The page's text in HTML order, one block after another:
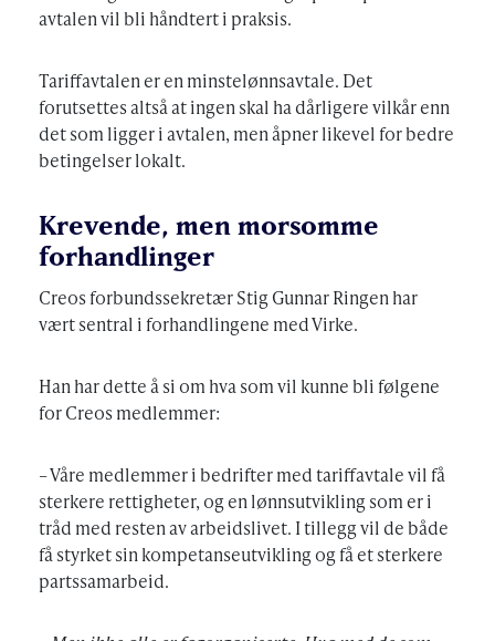
avtalen vil bli håndtert i praksis.
Tariffavtalen er en minstelønnsavtale. Det
forutsettes altså at ingen skal ha dårligere vilkår enn
det som ligger i avtalen, men åpner likevel for bedre
betingelser lokalt.
Krevende, men morsomme
forhandlinger
Creos forbundssekretær Stig Gunnar Ringen har
vært sentral i forhandlingene med Virke.
Han har dette å si om hva som vil kunne bli følgene
for Creos medlemmer:
– Våre medlemmer i bedrifter med tariffavtale vil få
sterkere rettigheter, og en lønnsutvikling som er i
tråd med resten av arbeidslivet. I tillegg vil de både
få styrket sin kompetanseutvikling og få et sterkere
partssamarbeid.